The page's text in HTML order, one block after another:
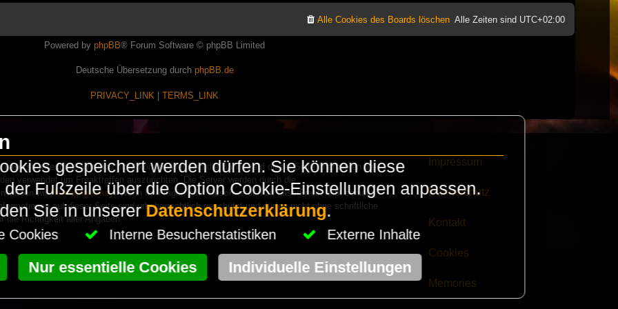
Alle Zeiten sind UTC+02:00
Alle Cookies des Boards löschen
Powered by phpBB® Forum Software © phpBB Limited
Deutsche Übersetzung durch phpBB.de
PRIVACY_LINK TERMS_LINK
Wir sind nicht kommerziell und die Banner auf dieser Seite finanzieren die
verwendet um Freaktreffen auszurichten. Die Server werden durch die
wirHomepageEasy. Wenn Ihr Fragen oder Beschwerden zu LaserFreak habt schickt
auf dieser Seite sind urheberrechtlich geschützt und dürfen nicht ohne schriftliche
die Richtigkeit aller Angaben.
Impressum
Datenschutz
Kontakt
Cookies
Memories
gespeichert werden dürfen. Sie können diese
Fußzeile über die Option Cookie-Einstellungen anpassen.
Sie in unsererDatenschutzerklärung.
Cookies Interne Besucherstatistiken Externe Inhalte
Nur essentielle Cookies Individuelle Einstellungen